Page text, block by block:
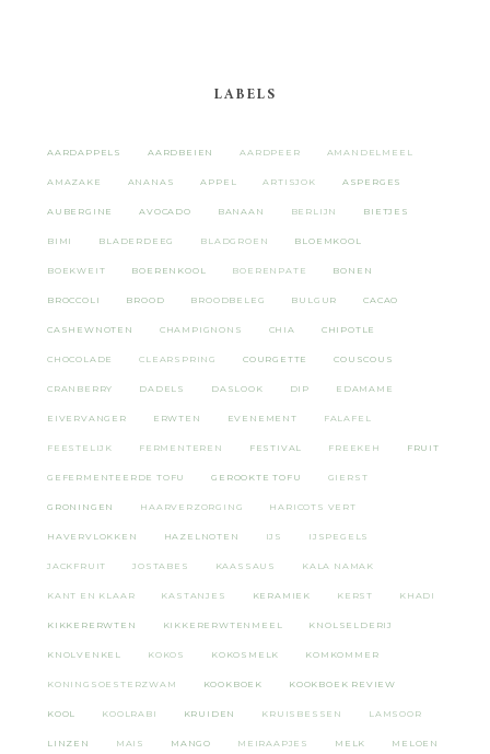
LABELS
AARDAPPELS AARDBEIEN AARDPEER AMANDELMEEL
AMAZAKE ANANAS APPEL ARTISJOK ASPERGES
AUBERGINE AVOCADO BANAAN BERLIJN BIETJES
BIMI BLADERDEEG BLADGROEN BLOEMKOOL
BOEKWEIT BOERENKOOL BOERENPATE BONEN
BROCCOLI BROOD BROODBELEG BULGUR CACAO
CASHEWNOTEN CHAMPIGNONS CHIA CHIPOTLE
CHOCOLADE CLEARSPRING COURGETTE COUSCOUS
CRANBERRY DADELS DASLOOK DIP EDAMAME
EIVERVANGER ERWTEN EVENEMENT FALAFEL
FEESTELIJK FERMENTEREN FESTIVAL FREEKEH FRUIT
GEFERMENTEERDE TOFU GEROOKTE TOFU GIERST
GRONINGEN HAARVERZORGING HARICOTS VERT
HAVERVLOKKEN HAZELNOTEN IJS IJSPEGELS
JACKFRUIT JOSTABES KAASSAUS KALA NAMAK
KANT EN KLAAR KASTANJES KERAMIEK KERST KHADI
KIKKERERWTEN KIKKERERWTENMEEL KNOLSELDERIJ
KNOLVENKEL KOKOS KOKOSMELK KOMKOMMER
KONINGSOESTERZWAM KOOKBOEK KOOKBOEK REVIEW
KOOL KOOLRABI KRUIDEN KRUISBESSEN LAMSOOR
LINZEN MAIS MANGO MEIRAAPJES MELK MELOEN